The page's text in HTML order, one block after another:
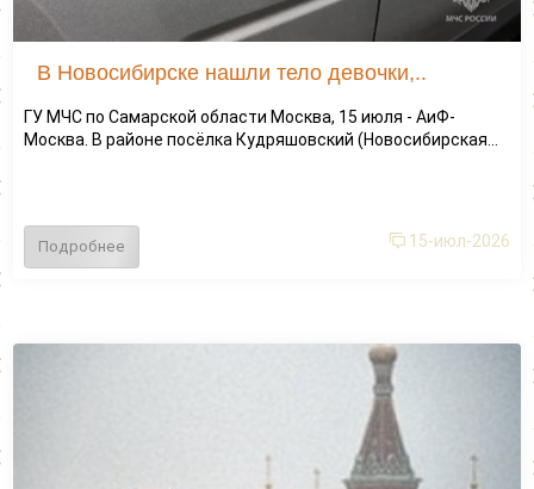
В Новосибирске нашли тело девочки,..
ГУ МЧС по Самарской области Москва, 15 июля - АиФ-
Москва. В районе посёлка Кудряшовский (Новосибирская...
Подробнее 15-июл-2026